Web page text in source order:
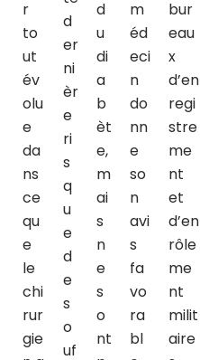
r
to
ut
év
olu
e
da
ns
ce
qu
e
le
chi
rur
gie
d
er
ni
èr
e
ri
s
q
u
e
d
e
s
o
uf
d
u
di
a
b
èt
e,
m
ai
s
n
e
s
o
nt
m
éd
eci
n
do
nn
e
so
n
avi
s
fa
vo
ra
bl
bur
eau
x
d’en
regi
stre
me
nt
et
d’en
rôle
me
nt
milit
aire